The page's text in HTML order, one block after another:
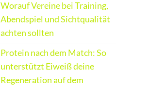
Worauf Vereine bei Training,
Abendspiel und Sichtqualität
achten sollten
Protein nach dem Match: So
unterstützt Eiweiß deine
Regeneration auf dem